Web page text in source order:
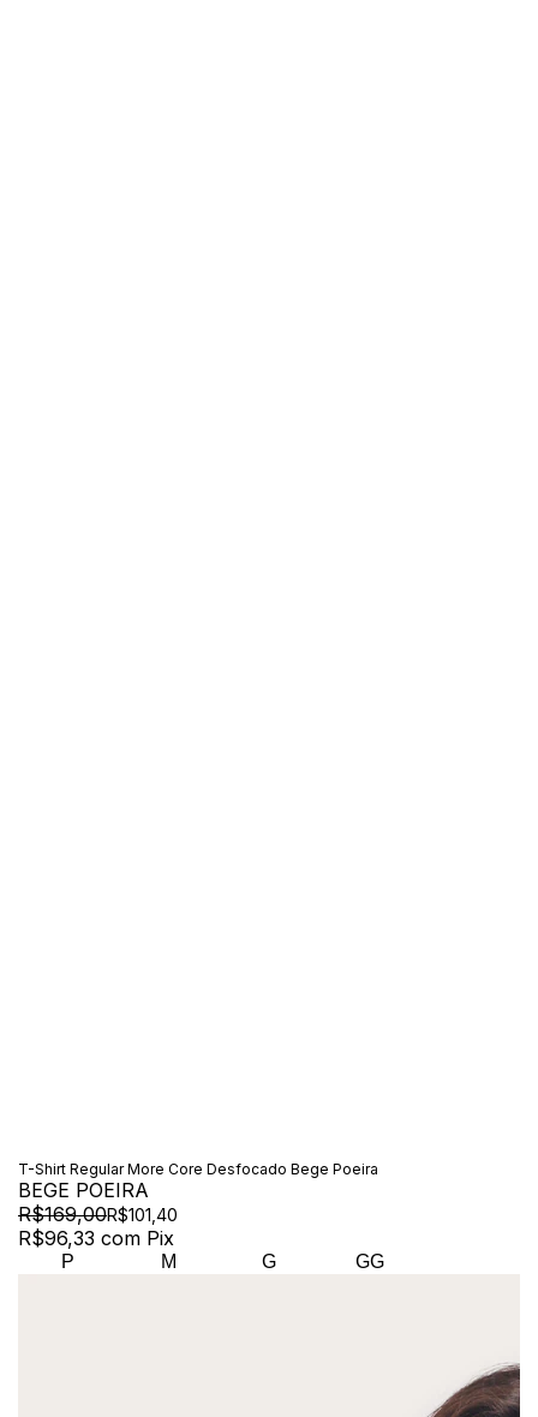
T-Shirt Regular More Core Desfocado Bege Poeira
BEGE POEIRA
R$169,00R$101,40
R$96,33 com Pix
P M G GG